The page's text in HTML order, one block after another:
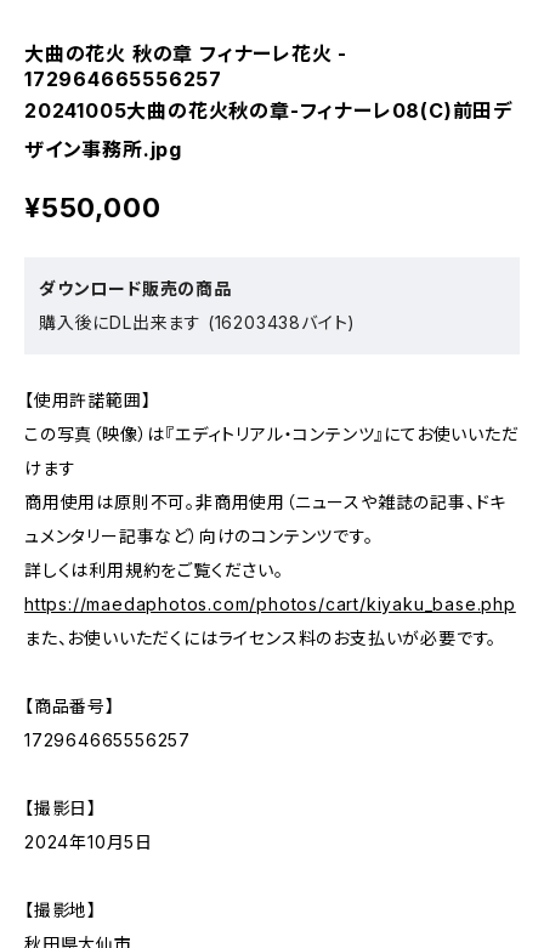
大曲の花火 秋の章 フィナーレ花火 -
172964665556257
20241005大曲の花火秋の章-フィナーレ08(C)前田デ
ザイン事務所.jpg
¥550,000
ダウンロード販売の商品
購入後にDL出来ます (16203438バイト)
【使用許諾範囲】
この写真（映像）は『エディトリアル・コンテンツ』にてお使いいただ
けます
商用使用は原則不可。非商用使用（ニュースや雑誌の記事、ドキ
ュメンタリー記事など）向けのコンテンツです。
詳しくは利用規約をご覧ください。
https://maedaphotos.com/photos/cart/kiyaku_base.php
また、お使いいただくにはライセンス料のお支払いが必要です。
【商品番号】
172964665556257
【撮影日】
2024年10月5日
【撮影地】
秋田県大仙市